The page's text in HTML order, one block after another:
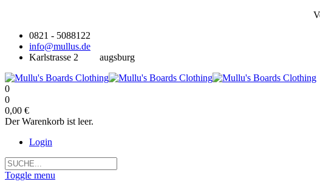
0821 - 5088122
info@mullus.de
Karlstrasse 2
augsburg
0
0
0,00 €
Der Warenkorb ist leer.
Login
Toggle menu